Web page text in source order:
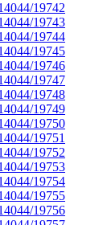
19742
19743
19744
19745
19746
19747
19748
19749
19750
19751
19752
19753
19754
19755
19756